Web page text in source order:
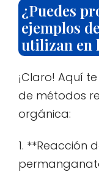
¿Puedes
ejemplos
utilizan en
¡Claro! Aquí
de métodos
orgánica:
1. **Reacción